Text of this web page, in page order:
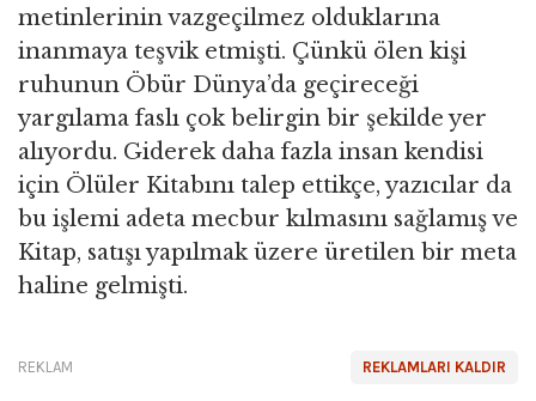
metinlerinin vazgeçilmez olduklarına
inanmaya teşvik etmişti. Çünkü ölen kişi
ruhunun Öbür Dünya’da geçireceği
yargılama faslı çok belirgin bir şekilde yer
alıyordu. Giderek daha fazla insan kendisi
için Ölüler Kitabını talep ettikçe, yazıcılar da
bu işlemi adeta mecbur kılmasını sağlamış ve
Kitap, satışı yapılmak üzere üretilen bir meta
haline gelmişti.
REKLAMLARI KALDIR
REKLAM